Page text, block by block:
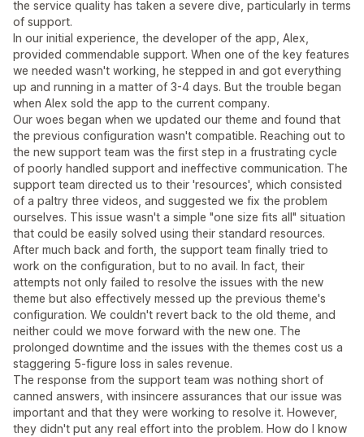
the service quality has taken a severe dive, particularly in terms
of support.
In our initial experience, the developer of the app, Alex,
provided commendable support. When one of the key features
we needed wasn't working, he stepped in and got everything
up and running in a matter of 3-4 days. But the trouble began
when Alex sold the app to the current company.
Our woes began when we updated our theme and found that
the previous configuration wasn't compatible. Reaching out to
the new support team was the first step in a frustrating cycle
of poorly handled support and ineffective communication. The
support team directed us to their 'resources', which consisted
of a paltry three videos, and suggested we fix the problem
ourselves. This issue wasn't a simple "one size fits all" situation
that could be easily solved using their standard resources.
After much back and forth, the support team finally tried to
work on the configuration, but to no avail. In fact, their
attempts not only failed to resolve the issues with the new
theme but also effectively messed up the previous theme's
configuration. We couldn't revert back to the old theme, and
neither could we move forward with the new one. The
prolonged downtime and the issues with the themes cost us a
staggering 5-figure loss in sales revenue.
The response from the support team was nothing short of
canned answers, with insincere assurances that our issue was
important and that they were working to resolve it. However,
they didn't put any real effort into the problem. How do I know